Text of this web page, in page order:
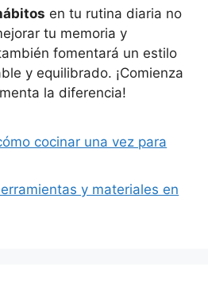
en tu rutina diaria no
tu memoria y
fomentará un estilo
y equilibrado. ¡Comienza
la diferencia!
cocinar una vez para
y materiales en